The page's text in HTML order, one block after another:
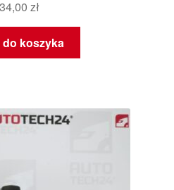
zł
do koszyka